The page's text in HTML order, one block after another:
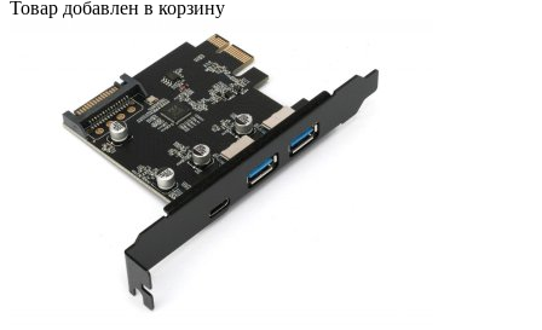
Товар добавлен в корзину